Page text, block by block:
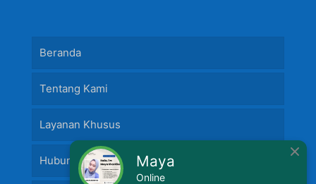
Beranda
Tentang Kami
Layanan Khusus
Hubungi Kami Maya
Online